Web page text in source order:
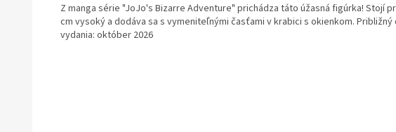
Z manga série "JoJo's Bizarre Adventure" prichádza táto úžasná figúrka! Stojí
cm vysoký a dodáva sa s vymeniteľnými časťami v krabici s okienkom. Približný
vydania: október 2026